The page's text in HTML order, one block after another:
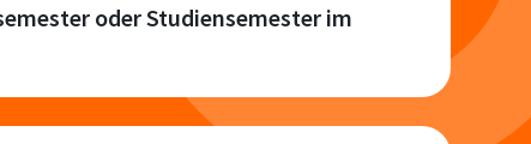
oder Studiensemester im